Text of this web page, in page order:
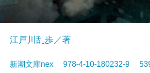
江戸川乱歩／著
新潮文庫nex 978-4-10-180232-9